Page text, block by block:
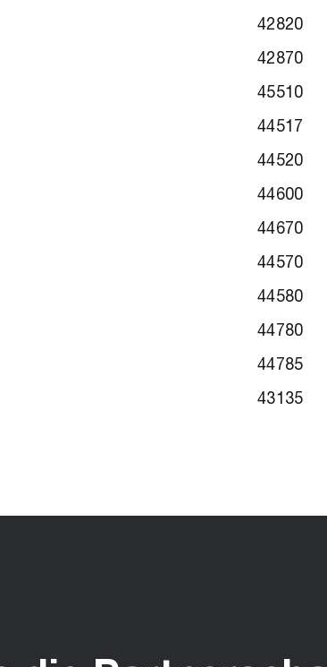
42820
42870
45510
44517
44520
44600
44670
44570
44580
44780
44785
43135